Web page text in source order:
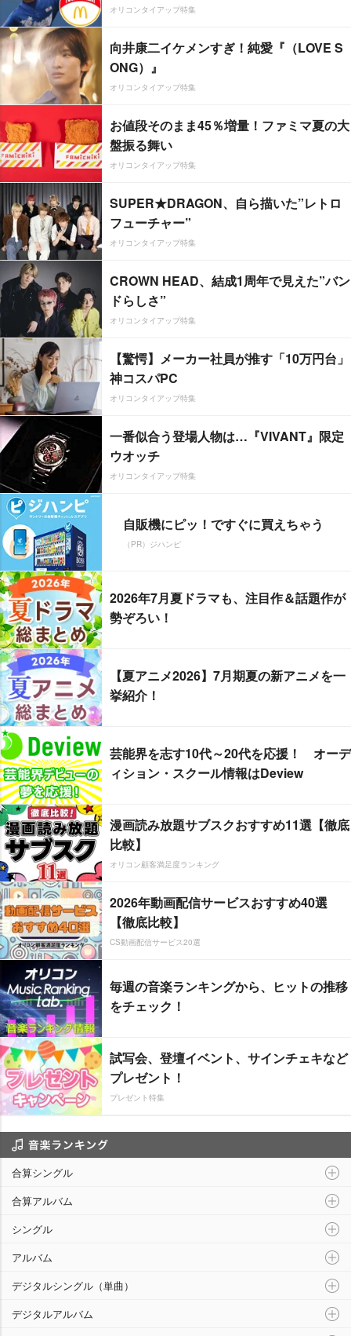
オリコンタイアップ特集
向井康二イケメンすぎ！純愛『（LOVE S
ONG）』
オリコンタイアップ特集
お値段そのまま45％増量！ファミマ夏の大
盤振る舞い
オリコンタイアップ特集
SUPER★DRAGON、自ら描いた”レトロ
フューチャー”
オリコンタイアップ特集
CROWN HEAD、結成1周年で見えた”バン
ドらしさ”
オリコンタイアップ特集
【驚愕】メーカー社員が推す「10万円台」
神コスパPC
オリコンタイアップ特集
一番似合う登場人物は…『VIVANT』限定
ウオッチ
オリコンタイアップ特集
自販機にピッ！ですぐに買えちゃう
（PR）ジハンピ
2026年7月夏ドラマも、注目作＆話題作が
勢ぞろい！
【夏アニメ2026】7月期夏の新アニメを一
挙紹介！
芸能界を志す10代～20代を応援！ オーデ
ィション・スクール情報はDeview
漫画読み放題サブスクおすすめ11選【徹底
比較】
オリコン顧客満足度ランキング
2026年動画配信サービスおすすめ40選
【徹底比較】
CS動画配信サービス20選
毎週の音楽ランキングから、ヒットの推移
をチェック！
試写会、登壇イベント、サインチェキなど
プレゼント！
プレゼント特集
合算シングル
合算アルバム
シングル
アルバム
デジタルシングル（単曲）
デジタルアルバム